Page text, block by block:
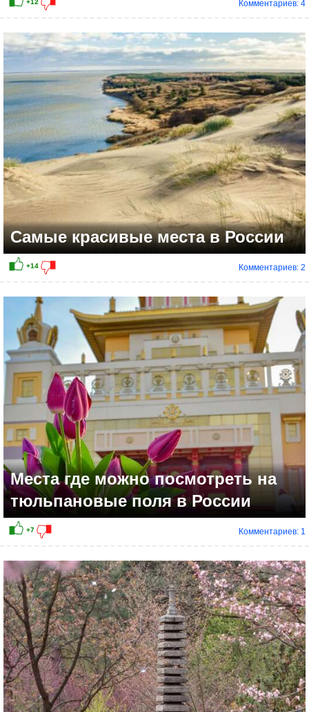
+12
+12
Комментариев: 4
Самые красивые места в России
Комментариев: 2
Места где можно посмотреть на
тюльпановые поля в России
Комментариев: 1